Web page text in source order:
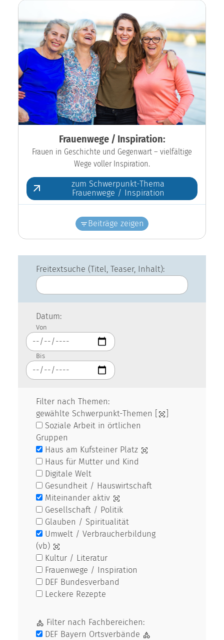
Frauenwege / Inspiration:
Frauen in Geschichte und Gegenwart – vielfältige
Wege voller Inspiration.
zum Schwerpunkt-Thema
Frauenwege / Inspiration
Beiträge zeigen
Freitextsuche (Titel, Teaser, Inhalt):
Datum:
Von
Bis
Filter nach Themen:
gewählte Schwerpunkt-Themen [
Soziale Arbeit in örtlichen
Gruppen
Haus am Kufsteiner Platz
Haus für Mutter und Kind
Digitale Welt
Gesundheit / Hauswirtschaft
Miteinander aktiv
Gesellschaft / Politik
Glauben / Spiritualität
Umwelt / Verbraucherbildung
(vb)
Kultur / Literatur
Frauenwege / Inspiration
DEF Bundesverband
Leckere Rezepte
Filter nach Fachbereichen:
DEF Bayern Ortsverbände